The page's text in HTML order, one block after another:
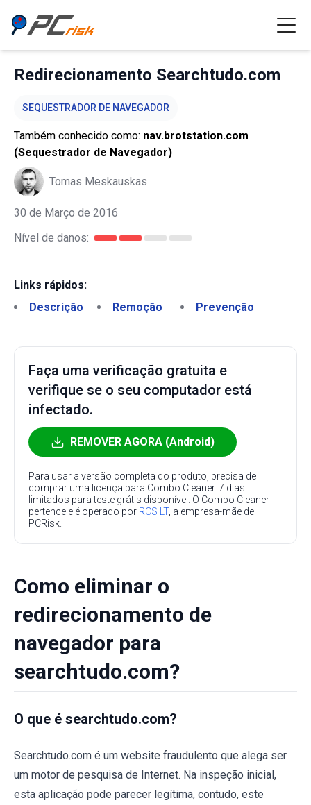
Redirecionamento Searchtudo.com
SEQUESTRADOR DE NAVEGADOR
Também conhecido como: nav.brotstation.com
(Sequestrador de Navegador)
Tomas Meskauskas
30 de Março de 2016
Nível de danos:
Links rápidos:
Descrição
Remoção Prevenção
Faça uma verificação gratuita e
verifique se o seu computador está
infectado.
REMOVER AGORA (Android)
Para usar a versão completa do produto, precisa de
comprar uma licença para Combo Cleaner. 7 dias
limitados para teste grátis disponível. O Combo Cleaner
pertence e é operado por RCS LT, a empresa-mãe de
PCRisk.
Como eliminar o
redirecionamento de
navegador para
searchtudo.com?
O que é searchtudo.com?
Searchtudo.com é um website fraudulento que alega ser
um motor de pesquisa de Internet. Na inspeção inicial,
esta aplicação pode parecer legítima, contudo, este